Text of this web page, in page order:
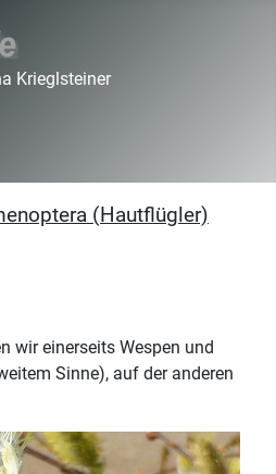
Krieglsteiner
(Hautflügler)
wir einerseits Wespen und
Sinne), auf der anderen